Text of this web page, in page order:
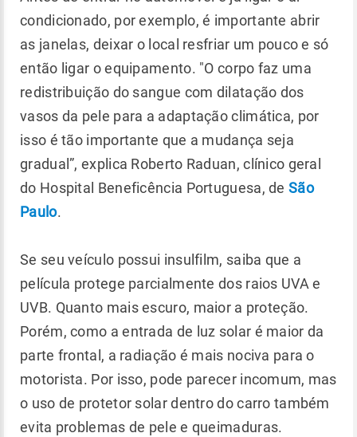
condicionado, por exemplo, é importante abrir
as janelas, deixar o local resfriar um pouco e só
então ligar o equipamento. "O corpo faz uma
redistribuição do sangue com dilatação dos
vasos da pele para a adaptação climática, por
isso é tão importante que a mudança seja
gradual”, explica Roberto Raduan, clínico geral
do Hospital Beneficência Portuguesa, de São
Paulo.
Se seu veículo possui insulfilm, saiba que a
película protege parcialmente dos raios UVA e
UVB. Quanto mais escuro, maior a proteção.
Porém, como a entrada de luz solar é maior da
parte frontal, a radiação é mais nociva para o
motorista. Por isso, pode parecer incomum, mas
o uso de protetor solar dentro do carro também
evita problemas de pele e queimaduras.